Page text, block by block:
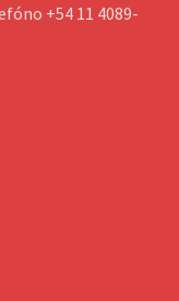
+54 11 4089-